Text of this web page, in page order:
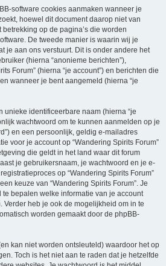
software cookies aanmaken wanneer je
hoewel dit document daarop niet van
op de pagina’s die worden
De tweede manier is waarin wij je
je aan ons verstuurt. Dit is onder andere het
(hierna “anonieme berichten”),
Forum” (hierna “je account”) en berichten die
wanneer je bent aangemeld (hierna “je
unieke identificeerbare naam (hierna “je
wachtwoord om te kunnen aanmelden op je
en een persoonlijk, geldig e-mailadres
voor je account op “Wandering Spirits Forum”
die geldt in het land waar dit forum
je gebruikersnaam, je wachtwoord en je e-
op “Wandering Spirits Forum”
keuze van “Wandering Spirits Forum”. Je
bepalen welke informatie van je account
heb je ook de mogelijkheid om in te
worden gemaakt door de phpBB-
kan niet worden ontsleuteld) waardoor het op
Toch is het niet aan te raden dat je hetzelfde